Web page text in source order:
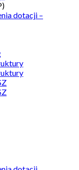
dotacji –